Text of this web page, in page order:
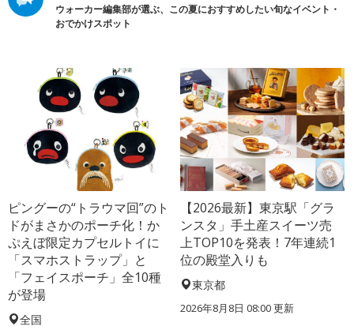
ウォーカー編集部が選ぶ、この夏におすすめしたい旬なイベント・
おでかけスポット
ピングーの“トラウマ回”のト
ドがまさかのポーチ化！か
ぷえぼ限定カプセルトイに
「スマホストラップ」と
「フェイスポーチ」全10種
が登場
全国
【2026最新】東京駅「グラ
ンスタ」手土産スイーツ売
上TOP10を発表！7年連続1
位の殿堂入りも
東京都
2026年8月8日 08:00更新